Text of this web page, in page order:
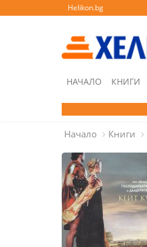
Helikon.bg
НАЧАЛО КНИГИ
Начало Книги